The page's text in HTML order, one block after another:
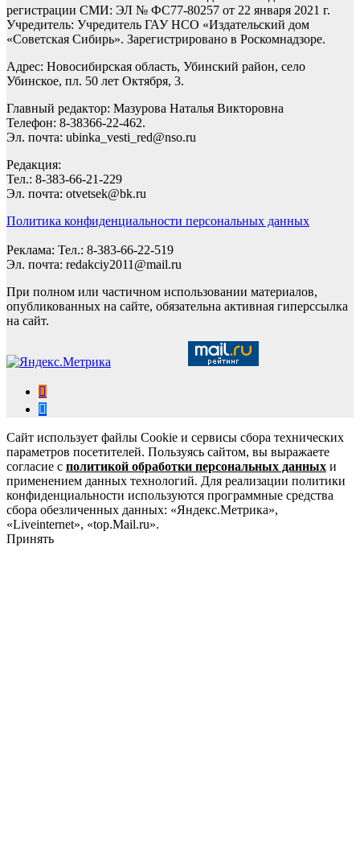
регистрации СМИ: ЭЛ № ФС77-80257 от 22 января 2021 г.
Учредитель: Учредитель ГАУ НСО «Издательский дом
«Советская Сибирь». Зарегистрировано в Роскомнадзоре.
Адрес: Новосибирская область, Убинский район, село
Убинское, пл. 50 лет Октября, 3.
Главный редактор: Мазурова Наталья Викторовна
Телефон: 8-38366-22-462.
Эл. почта: ubinka_vesti_red@nso.ru
Редакция:
Тел.: 8-383-66-21-229
Эл. почта: otvetsek@bk.ru
Политика конфиденциальности персональных данных
Реклама: Тел.: 8-383-66-22-519
Эл. почта: redakciy2011@mail.ru
При полном или частичном использовании материалов,
опубликованных на сайте, обязательна активная гиперссылка
на сайт.
Сайт использует файлы Cookie и сервисы сбора технических
параметров посетителей. Пользуясь сайтом, вы выражаете
согласие с политикой обработки персональных данных и
применением данных технологий. Для реализации политики
конфиденциальности используются программные средства
сбора обезличенных данных: «Яндекс.Метрика»,
«Liveinternet», «top.Mail.ru».
Принять